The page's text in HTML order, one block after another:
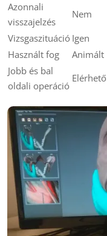
Azonnali
visszajelzés
Nem
Vizsgaszituáció Igen
Használt fog
Animált
Jobb és bal
oldali operáció
Elérhető